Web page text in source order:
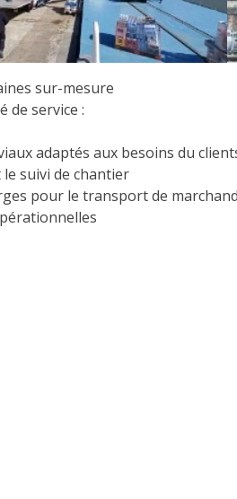
sur-mesure
de service :
adaptés aux besoins du
suivi de chantier
pour le transport de